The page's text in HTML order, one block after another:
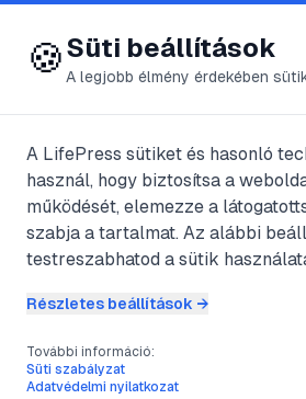
😍 LifePress
🏷️#régészet
8cikk található ezzel a címkével
A régészeti
🍪Süti beállítások
A legjobb élmény érdekében
A LifePress sütiket és hasonló
használ, hogy biztosítsa a
működését, elemezze a
szabja a tartalmat. Az alábbi
testreszabhatod a sütik
Részletes beállítások →
További információ:
Süti szabályzat
Adatvédelmi nyilatkozat